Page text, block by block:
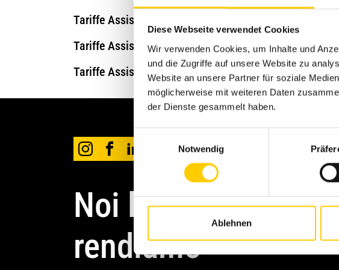
Diese Webseite verwendet Cookies
Wir verwenden Cookies, um Inhalte und
und die Zugriffe auf unsere Website zu
Website an unsere Partner für soziale
möglicherweise mit weiteren Daten
der Dienste gesammelt haben.
Einwilligungsauswahl
Notwendig
Ablehnen
Tariffe Assistenza clienti Avesco Tecnica della
Tariffe Assistenza clienti Avesco Energy Systems
Tariffe Assistenza clienti Avesco Energy Systems
Noi lo
rendiamo
Carriera